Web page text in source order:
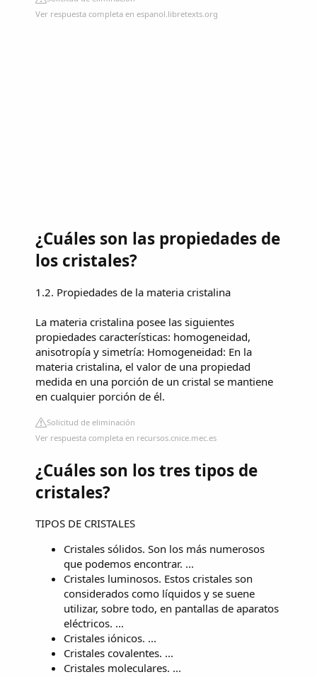
Ver respuesta completa en espanol.libretexts.org
¿Cuáles son las propiedades de
los cristales?
1.2. Propiedades de la materia cristalina
La materia cristalina posee las siguientes
propiedades características: homogeneidad,
anisotropía y simetría: Homogeneidad: En la
materia cristalina, el valor de una propiedad
medida en una porción de un cristal se mantiene
en cualquier porción de él.
Solicitud de eliminación
Ver respuesta completa en recursos.cnice.mec.es
¿Cuáles son los tres tipos de
cristales?
TIPOS DE CRISTALES
Cristales sólidos. Son los más numerosos
que podemos encontrar. ...
Cristales luminosos. Estos cristales son
considerados como líquidos y se suene
utilizar, sobre todo, en pantallas de aparatos
eléctricos. ...
Cristales iónicos. ...
Cristales covalentes. ...
Cristales moleculares. ...